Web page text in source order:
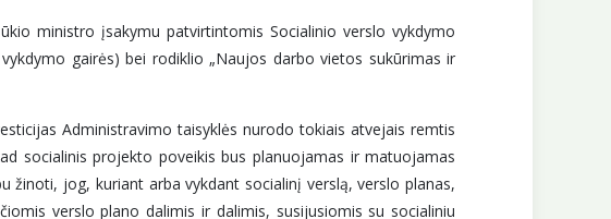
ministro įsakymu patvirtintomis Socialinio verslo vykdymo
gairės) bei rodiklio „Naujos darbo vietos sukūrimas ir
Administravimo taisyklės nurodo tokiais atvejais remtis
socialinis projekto poveikis bus planuojamas ir matuojamas
žinoti, jog, kuriant arba vykdant socialinį verslą, verslo planas,
verslo plano dalimis ir dalimis, susijusiomis su socialiniu